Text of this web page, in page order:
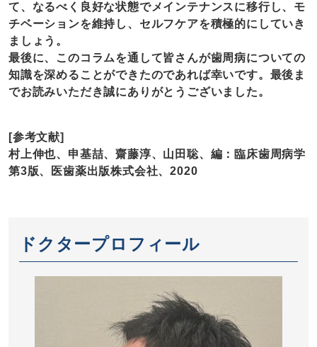
て、なるべく良好な状態でメインテナンスに移行し、モ
チベーションを維持し、セルフケアを積極的にしていき
ましょう。
最後に、このコラムを通して皆さんが歯周病についての
知識を深めることができたのであれば幸いです。最後ま
でお読みいただき誠にありがとうございました。
[参考文献]
村上伸也、申基喆、齋藤淳、山田聡、編：臨床歯周病学
第3版、医歯薬出版株式会社、2020
ドクタープロフィール